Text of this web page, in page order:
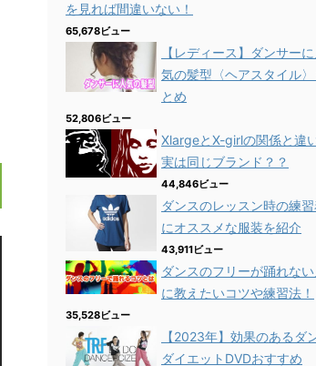
を見れば間違いない！
65,678ビュー
【レディース】ダンサーに
気の髪型〈ヘアスタイル〉
とめ
52,806ビュー
XlargeとX-girlの関係と違
実は同じブランド？？
44,846ビュー
ダンスのレッスン時の練
にオススメな服装を紹介
43,911ビュー
ダンスのフリーが踊れない
に教えたいコツや練習法！
35,528ビュー
【2023年】効果のあるダ
ダイエットDVDおすすめ